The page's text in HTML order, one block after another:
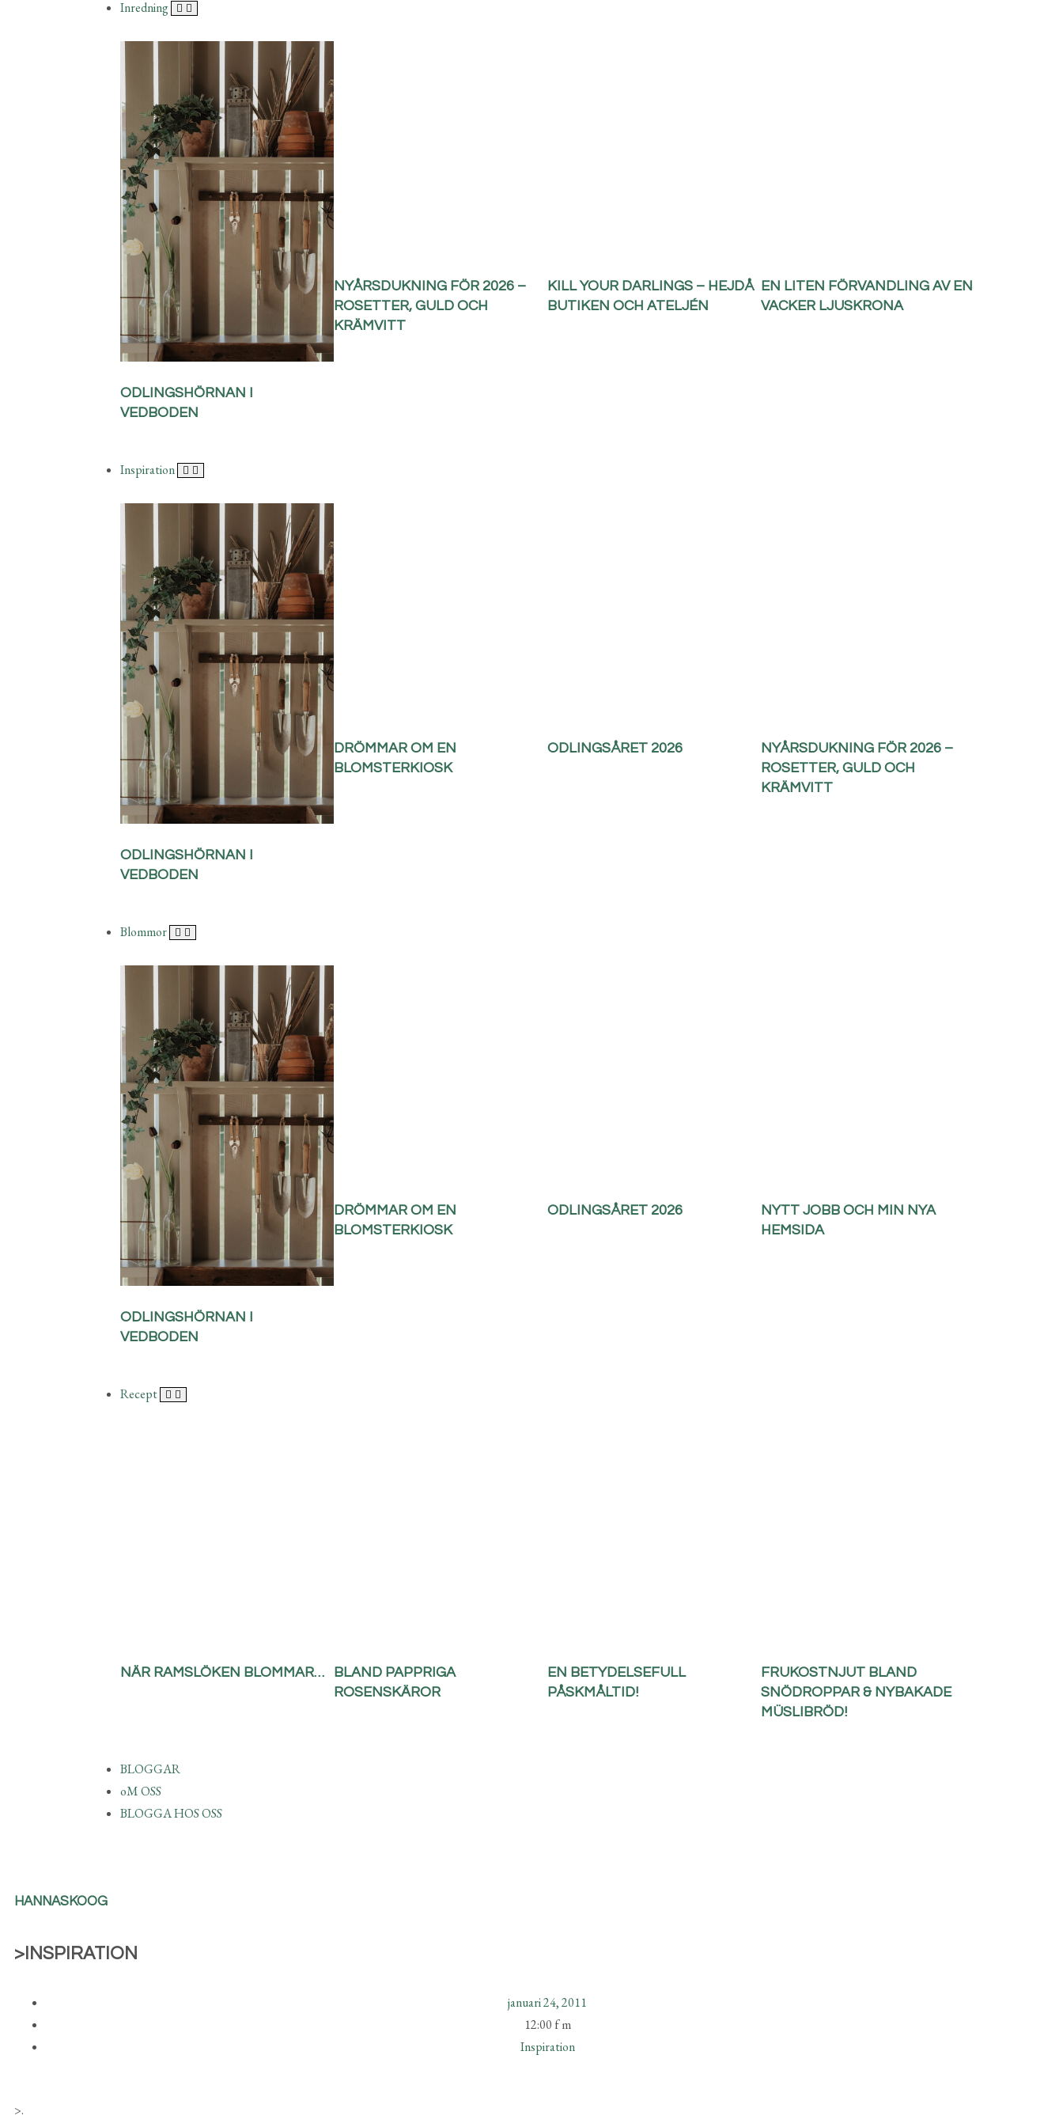
Inredning
ODLINGSHÖRNAN I
VEDBODEN
NYÅRSDUKNING FÖR 2026 –
ROSETTER, GULD OCH
KRÄMVITT
KILL YOUR DARLINGS – HEJDÅ
BUTIKEN OCH ATELJÉN
EN LITEN FÖRVANDLING AV EN
VACKER LJUSKRONA
Inspiration
ODLINGSHÖRNAN I
VEDBODEN
DRÖMMAR OM EN
BLOMSTERKIOSK
ODLINGSÅRET 2026
NYÅRSDUKNING FÖR 2026 –
ROSETTER, GULD OCH
KRÄMVITT
Blommor
ODLINGSHÖRNAN I
VEDBODEN
DRÖMMAR OM EN
BLOMSTERKIOSK
ODLINGSÅRET 2026
NYTT JOBB OCH MIN NYA
HEMSIDA
Recept
NÄR RAMSLÖKEN BLOMMAR…
BLAND PAPPRIGA
ROSENSKÄROR
EN BETYDELSEFULL
PÅSKMÅLTID!
FRUKOSTNJUT BLAND
SNÖDROPPAR & NYBAKADE
MÜSLIBRÖD!
BLOGGAR
oM OSS
BLOGGA HOS OSS
HANNASKOOG
>INSPIRATION
januari 24, 2011
12:00 f m
Inspiration
>.